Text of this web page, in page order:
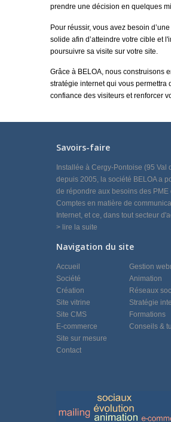
prendre une décision en quelques
Pour réussir, vous avez besoin
solide afin d’atteindre votre cible et
poursuivre sa visite sur votre site.
Grâce à BELOA, nous construisons
stratégie internet qui vous permettra
confiance des visiteurs et renforcer
Savoirs-faire
Installée à Cergy-Pontoise (95 Val
depuis 2005, la société BELOA a
de répondre aux besoins des PME
Comptes en matière de
Internet, et ce, dans tout secteur
> lire la suite
Navigation du site
Accueil
Société
Création
Site vitrine
Site CMS
E-commerce
Site sur mesure
Contact
Gestion
Animation
Réseaux
Stratégie
Formations
Conseils &